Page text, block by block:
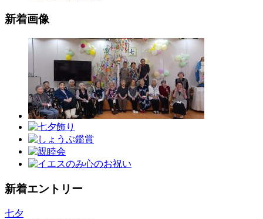
新着画像
新着エントリー
七夕